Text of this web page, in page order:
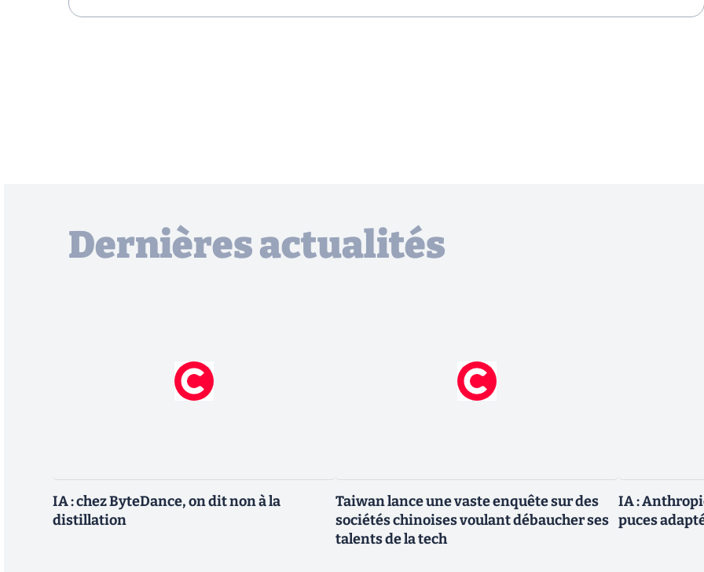
Dernières actualités
IA : chez ByteDance, on dit non à la
distillation
Taiwan lance une vaste enquête sur des
sociétés chinoises voulant débaucher ses
talents de la tech
IA :
puces